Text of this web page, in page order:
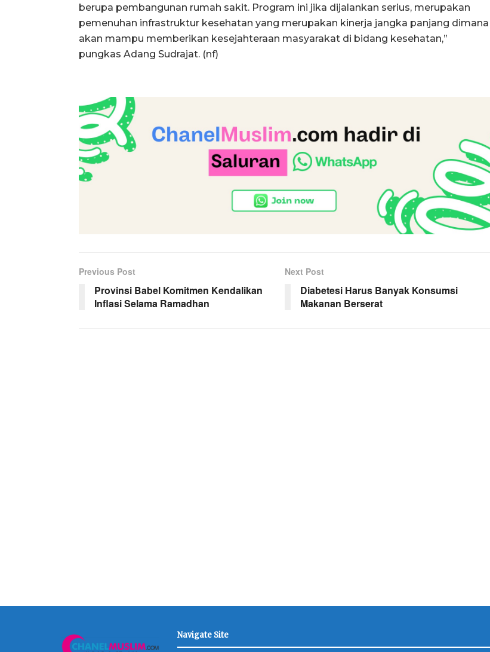
berupa pembangunan rumah sakit. Program ini jika dijalankan serius, merupakan
pemenuhan infrastruktur kesehatan yang merupakan kinerja jangka panjang dimana
akan mampu memberikan kesejahteraan masyarakat di bidang kesehatan,”
pungkas Adang Sudrajat. (nf)
Previous Post
Provinsi Babel Komitmen Kendalikan
Inflasi Selama Ramadhan
Next Post
Diabetesi Harus Banyak Konsumsi
Makanan Berserat
Navigate Site